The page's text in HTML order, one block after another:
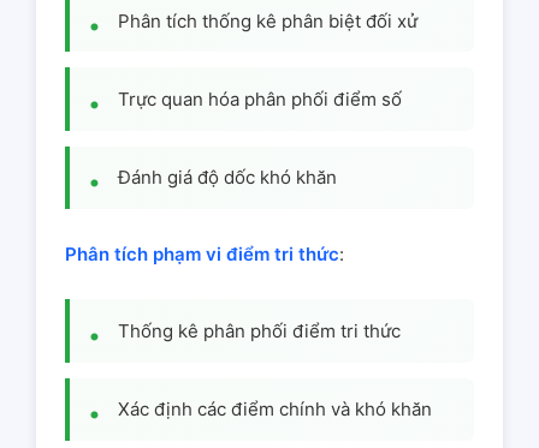
Phân tích thống kê phân biệt đối xử
Trực quan hóa phân phối điểm số
Đánh giá độ dốc khó khăn
Phân tích phạm vi điểm tri thức:
Thống kê phân phối điểm tri thức
Xác định các điểm chính và khó khăn